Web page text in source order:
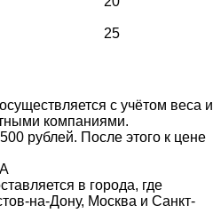
25
с учётом веса и
компаниями.
рублей. После этого к цене
в города, где
на-Дону, Москва и Санкт-